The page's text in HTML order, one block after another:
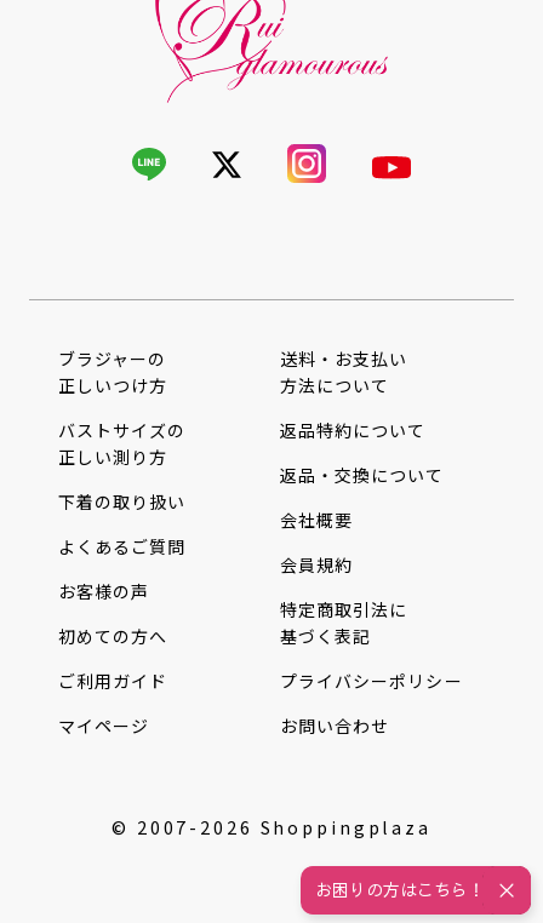
ブラジャーの
正しいつけ方
バストサイズの
正しい測り方
下着の取り扱い
よくあるご質問
お客様の声
初めての方へ
ご利用ガイド
マイページ
送料・お支払い
方法について
返品特約について
返品・交換について
会社概要
会員規約
特定商取引法に
基づく表記
プライバシーポリシー
お問い合わせ
© 2007-2026 Shoppingplaza
お困りの方はこちら！